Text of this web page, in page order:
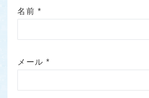
名前 *
メール*